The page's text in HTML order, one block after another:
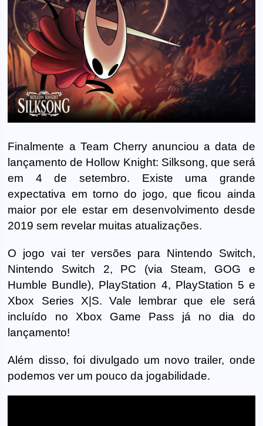
Finalmente a Team Cherry anunciou a data de
lançamento de Hollow Knight: Silksong, que será
em 4 de setembro. Existe uma grande
expectativa em torno do jogo, que ficou ainda
maior por ele estar em desenvolvimento desde
2019 sem revelar muitas atualizações.
O jogo vai ter versões para Nintendo Switch,
Nintendo Switch 2, PC (via Steam, GOG e
Humble Bundle), PlayStation 4, PlayStation 5 e
Xbox Series X|S. Vale lembrar que ele será
incluído no Xbox Game Pass já no dia do
lançamento!
Além disso, foi divulgado um novo trailer, onde
podemos ver um pouco da jogabilidade.